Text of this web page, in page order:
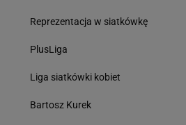
Reprezentacja w siatkówkę
PlusLiga
Liga siatkówki kobiet
Bartosz Kurek